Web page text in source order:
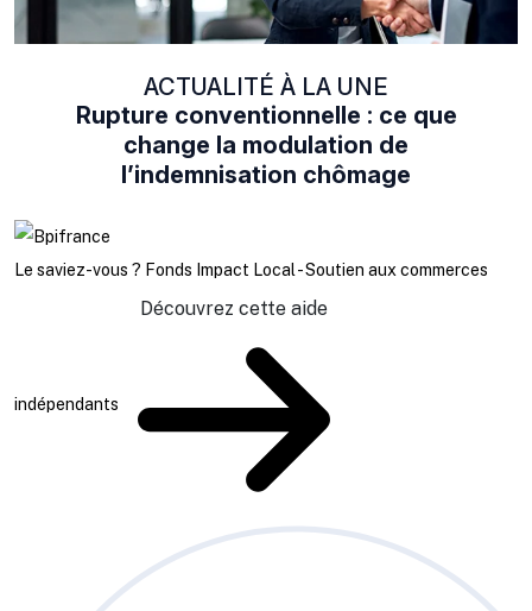
ACTUALITÉ À LA UNE
Rupture conventionnelle : ce que
change la modulation de
l’indemnisation chômage
Le saviez-vous ? Fonds Impact Local - Soutien aux commerces
indépendants
Découvrez cette aide